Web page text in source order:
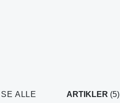
SE ALLE ARTIKLER (5)